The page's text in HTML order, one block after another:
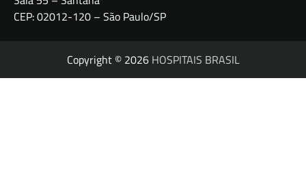
CEP: 02012-120 – São Paulo/SP
Copyright © 2026 HOSPITAIS BRASIL